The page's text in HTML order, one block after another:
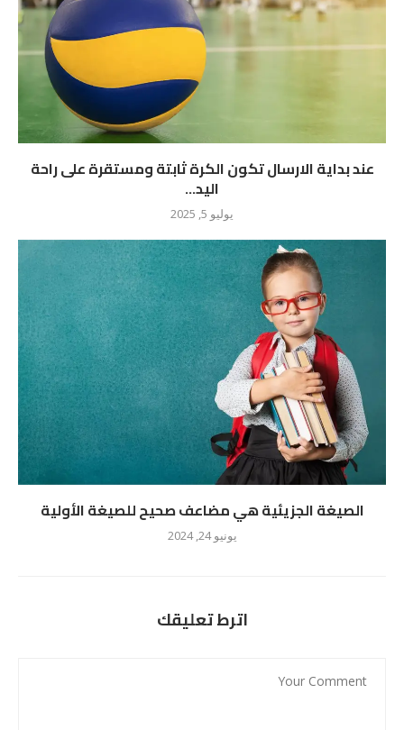
عند بداية الارسال تكون الكرة ثابتة ومستقرة على راحة
اليد...
يوليو 5, 2025
الصيغة الجزيئية هي مضاعف صحيح للصيغة الأولية
يونيو 24, 2024
اترط تعليقك